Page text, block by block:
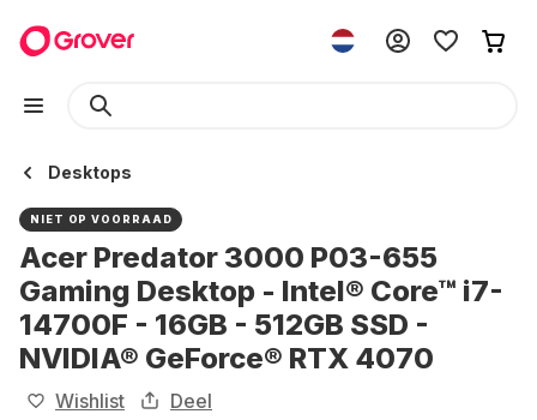
Desktops
NIET OP VOORRAAD
Acer Predator 3000 P03-655
Gaming Desktop - Intel® Core™ i7-
14700F - 16GB - 512GB SSD -
NVIDIA® GeForce® RTX 4070
Wishlist Deel